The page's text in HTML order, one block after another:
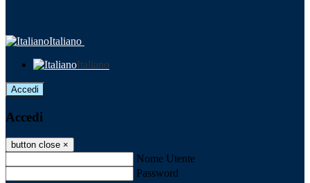
Italiano
Italiano
Accedi
Accedi
button close ×
Nome Utente
Password